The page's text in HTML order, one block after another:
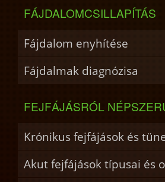
FÁJDALOMCSILLAPÍTÁS
Fájdalom enyhítése
Fájdalmak diagnózisa
FEJFÁJÁSRÓL
Krónikus fejfájások és
Akut fejfájások típusai és